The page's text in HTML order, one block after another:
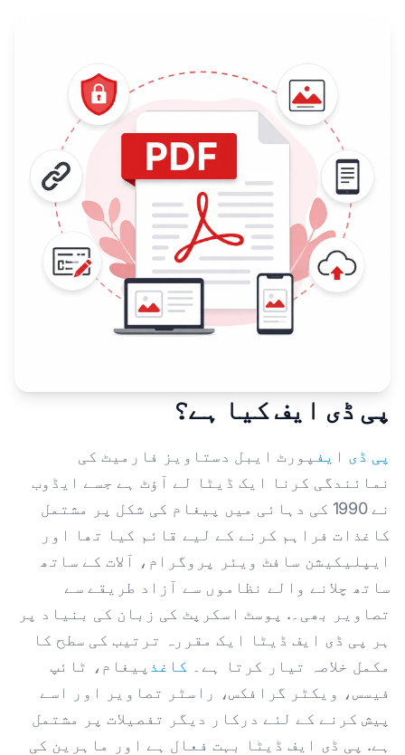
پی ڈی ایف کیا ہے؟
پی ڈی ایف پورٹ ایبل دستاویز فارمیٹ کی
نمائندگی کرنا ایک ڈیٹا لے آؤٹ ہے جسے ایڈوب
نے 1990 کی دہائی میں پیغام کی شکل پر مشتمل
کاغذات فراہم کرنے کے لیے قائم کیا تھا اور
ایپلیکیشن سافٹ ویئر پروگرام، آلات کے ساتھ
ساتھ چلانے والے نظاموں سے آزاد طریقے سے
تصاویر بھی۔. پوسٹ اسکرپٹ کی زبان کی بنیاد پر
ہر پی ڈی ایف ڈیٹا ایک مقررہ ترتیب کی سطح کا
مکمل خلاصہ تیار کرتا ہے۔ کاغذ پیغام، ٹائپ
فیسس، ویکٹر گرافکس، راسٹر تصاویر اور اسے
پیش کرنے کے لئے درکار دیگر تفصیلات پر مشتمل
ہے. پی ڈی ایف ڈیٹا بہت فعال ہے اور ماہرین کی